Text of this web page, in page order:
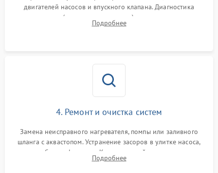
двигателей насосов и впускного клапана. Диагностика
прессостата (датчика уровня воды), датчика мутности,
концевика дверцы и электронного модуля управления.
Подробнее
4. Ремонт и очистка систем
Замена неисправного нагревателя, помпы или заливного
шланга с аквастопом. Устранение засоров в улитке насоса,
патрубках и фильтрах. Компонентный ремонт платы
управления, восстановление поврежденной проводки.
Подробнее